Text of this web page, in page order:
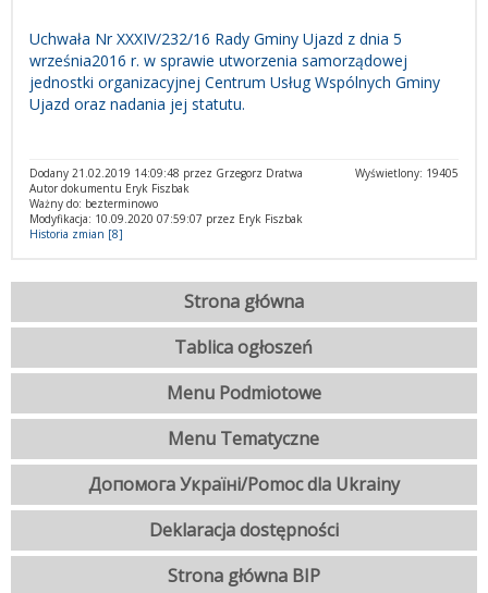
Uchwała Nr XXXIV/232/16 Rady Gminy Ujazd z dnia 5
września2016 r. w sprawie utworzenia samorządowej
jednostki organizacyjnej Centrum Usług Wspólnych Gminy
Ujazd oraz nadania jej statutu.
Wyświetlony: 19405
Dodany 21.02.2019 14:09:48 przez Grzegorz Dratwa
Autor dokumentu Eryk Fiszbak
Ważny do: bezterminowo
Modyfikacja: 10.09.2020 07:59:07 przez Eryk Fiszbak
Historia zmian [8]
Strona główna
Tablica ogłoszeń
Menu Podmiotowe
Menu Tematyczne
Допомога Україні/Pomoc dla Ukrainy
Deklaracja dostępności
Strona główna BIP